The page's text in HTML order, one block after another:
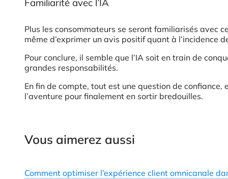
Familiarité avec l’IA
Plus les consommateurs se seront familiarisés avec
même d’exprimer un avis positif quant à l’incidence
Pour conclure, il semble que l’IA soit en train de
grandes responsabilités.
En fin de compte, tout est une question de
l’aventure pour finalement en sortir bredouilles.
Vous aimerez aussi
Comment optimiser l’expérience client omnicanale